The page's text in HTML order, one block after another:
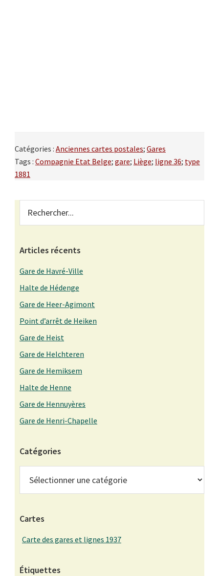
Catégories : Anciennes cartes postales; Gares
Tags : Compagnie Etat Belge; gare; Liège; ligne 36; type
1881
Primary
Sidebar
Articles récents
Gare de Havré-Ville
Halte de Hédenge
Gare de Heer-Agimont
Point d’arrêt de Heiken
Gare de Heist
Gare de Helchteren
Gare de Hemiksem
Halte de Henne
Gare de Hennuyères
Gare de Henri-Chapelle
Catégories
Cartes
Carte des gares et lignes 1937
Étiquettes